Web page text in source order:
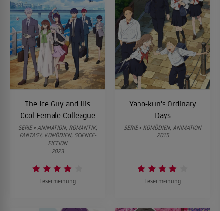
The Ice Guy and His
Cool Female Colleague
SERIE • ANIMATION, ROMANTIK,
FANTASY, KOMÖDIEN, SCIENCE-
FICTION
2023
Lesermeinung
Yano-kun's Ordinary
Days
SERIE • KOMÖDIEN, ANIMATION
2025
Lesermeinung